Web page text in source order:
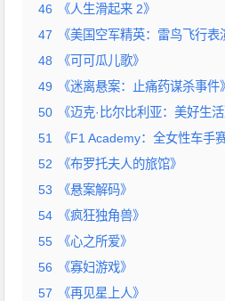
46
《人生滑起来 2》
47
《美国空军精英：雷鸟飞行表
48
《可可瓜儿歌》
49
《迷离悬案：止痛药谋杀事件》
50
《迈克·比尔比利亚：美好生活
51
《F1 Academy：全女性车手
52
《布罗托夫人的旅馆》
53
《悬案解码》
54
《疯狂独角兽》
55
《心之所爱》
56
《寡妇游戏》
57
《再见星上人》